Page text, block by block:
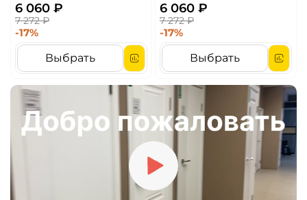
6 060 ₽
7 272 ₽
-17%
Выбрать
6 060 ₽
7 272 ₽
-17%
Выбрать